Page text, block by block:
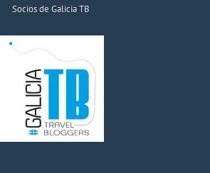
Socios de Galicia TB